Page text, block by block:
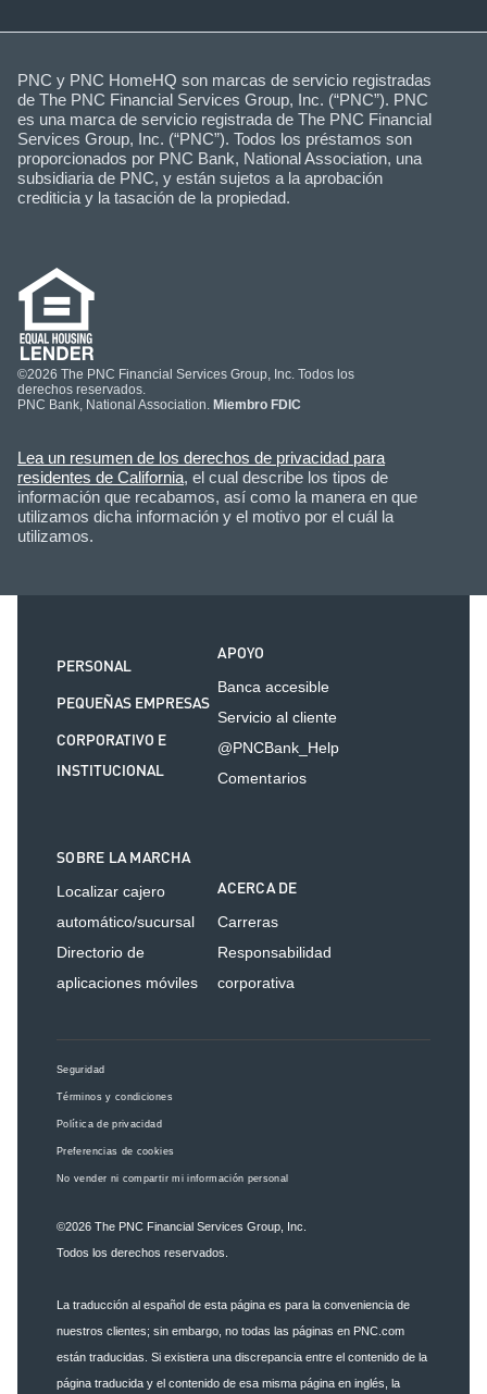
PNC y PNC HomeHQ son marcas de servicio registradas
de The PNC Financial Services Group, Inc. (“PNC”). PNC
es una marca de servicio registrada de The PNC Financial
Services Group, Inc. (“PNC”). Todos los préstamos son
proporcionados por PNC Bank, National Association, una
subsidiaria de PNC, y están sujetos a la aprobación
crediticia y la tasación de la propiedad.
©2026 The PNC Financial Services Group, Inc. Todos los
derechos reservados.
PNC Bank, National Association. Miembro FDIC
Lea un resumen de los derechos de privacidad para
residentes de California, el cual describe los tipos de
información que recabamos, así como la manera en que
utilizamos dicha información y el motivo por el cuál la
utilizamos.
PERSONAL
PEQUEÑAS EMPRESAS
CORPORATIVO E
INSTITUCIONAL
APOYO
Banca accesible
Servicio al cliente
@PNCBank_Help
Comentarios
SOBRE LA MARCHA
Localizar cajero
automático/sucursal
Directorio de
aplicaciones móviles
ACERCA DE
Carreras
Responsabilidad
corporativa
Seguridad
Términos y condiciones
Política de privacidad
Preferencias de cookies
No vender ni compartir mi información personal
©2026 The PNC Financial Services Group, Inc.
Todos los derechos reservados.
La traducción al español de esta página es para la conveniencia de
nuestros clientes; sin embargo, no todas las páginas en PNC.com
están traducidas. Si existiera una discrepancia entre el contenido de la
página traducida y el contenido de esa misma página en inglés, la